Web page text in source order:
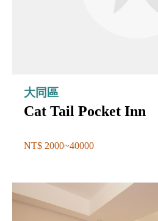
大同區
Cat Tail Pocket Inn
NT$ 2000~40000